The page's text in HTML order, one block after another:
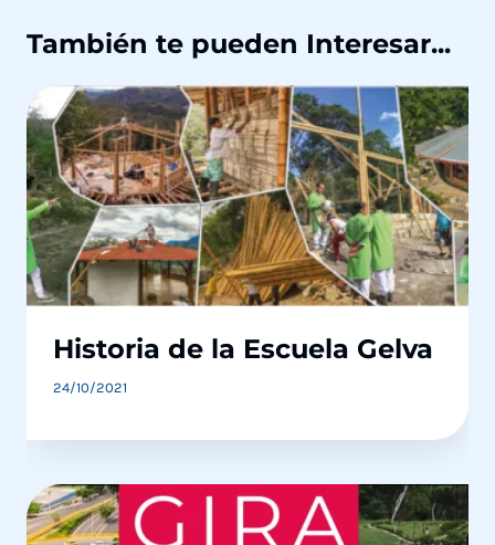
También te pueden Interesar...
Historia de la Escuela Gelva
24/10/2021